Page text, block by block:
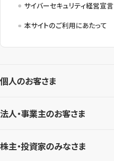
サイバーセキュリティ経営宣言
本サイトのご利用にあたって
個人のお客さま
法人・事業主のお客さま
株主・投資家のみなさま